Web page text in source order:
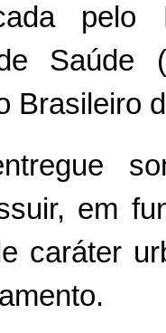
pelo
Saúde
Brasileiro
em
caráter